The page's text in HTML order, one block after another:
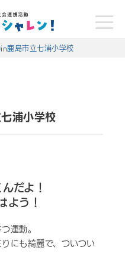
toggle
鹿島市立七浦小学校
浦小学校
だよ！
よう！
運動。
にも綺麗で、ついつい